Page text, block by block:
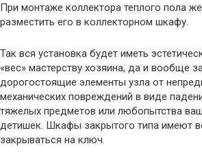
При монтаже коллектора теплого пола
разместить его в коллекторном шкафу.
Так вся установка будет иметь
«вес» мастерству хозяина, да и вообще
дорогостоящие элементы узла от
механических повреждений в виде
тяжелых предметов или любопытства
детишек. Шкафы закрытого типа имеют
закрываться на ключ.